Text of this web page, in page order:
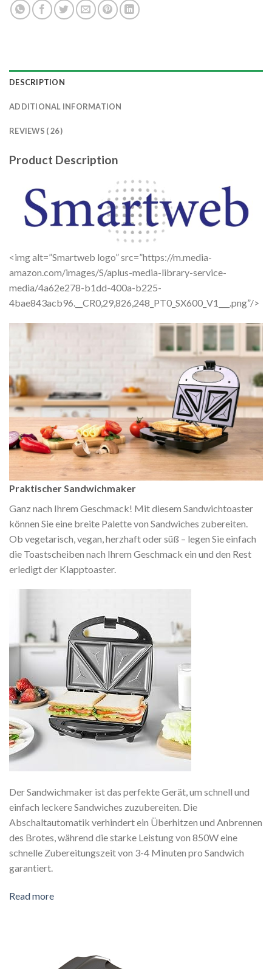
DESCRIPTION
ADDITIONAL INFORMATION
REVIEWS ( 26 )
Product Description
<img alt=”Smartweb logo” src=”https://m.media-
amazon.com/images/S/aplus-media-library-service-
media/4a62e278-b1dd-400a-b225-
4bae843acb96.__CR0,29,826,248_PT0_SX600_V1___.png”/>
Praktischer Sandwichmaker
Ganz nach Ihrem Geschmack! Mit diesem Sandwichtoaster
können Sie eine breite Palette von Sandwiches zubereiten.
Ob vegetarisch, vegan, herzhaft oder süß – legen Sie einfach
die Toastscheiben nach Ihrem Geschmack ein und den Rest
erledigt der Klapptoaster.
Der Sandwichmaker ist das perfekte Gerät, um schnell und
einfach leckere Sandwiches zuzubereiten. Die
Abschaltautomatik verhindert ein Überhitzen und Anbrennen
des Brotes, während die starke Leistung von 850W eine
schnelle Zubereitungszeit von 3-4 Minuten pro Sandwich
garantiert.
Read more